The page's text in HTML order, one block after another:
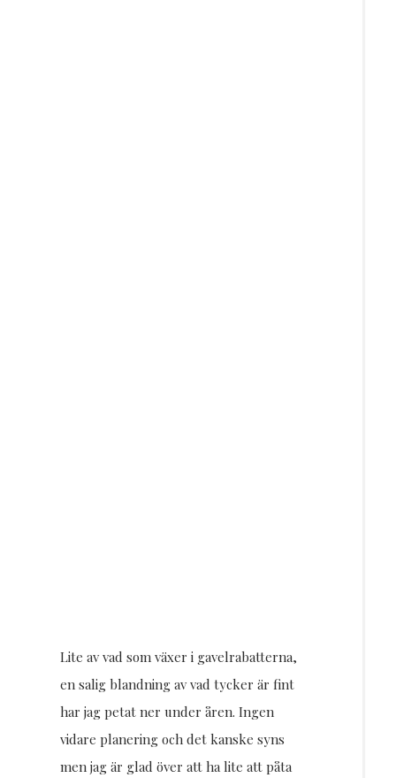
Lite av vad som växer i gavelrabatterna,
en salig blandning av vad tycker är fint
har jag petat ner under åren. Ingen
vidare planering och det kanske syns
men jag är glad över att ha lite att påta